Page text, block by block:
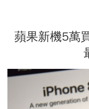
蘋果新機5萬